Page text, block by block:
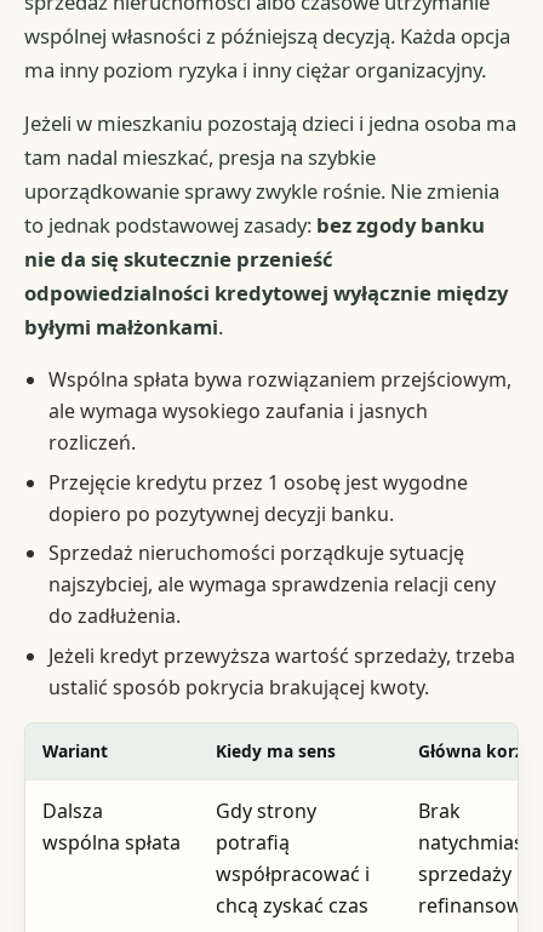
wspólnej własności z późniejszą decyzją. Każda opcja
ma inny poziom ryzyka i inny ciężar organizacyjny.
Jeżeli w mieszkaniu pozostają dzieci i jedna osoba ma
tam nadal mieszkać, presja na szybkie
uporządkowanie sprawy zwykle rośnie. Nie zmienia
to jednak podstawowej zasady: bez zgody banku
nie da się skutecznie przenieść
odpowiedzialności kredytowej wyłącznie między
byłymi małżonkami.
Wspólna spłata bywa rozwiązaniem przejściowym,
ale wymaga wysokiego zaufania i jasnych
rozliczeń.
Przejęcie kredytu przez 1 osobę jest wygodne
dopiero po pozytywnej decyzji banku.
Sprzedaż nieruchomości porządkuje sytuację
najszybciej, ale wymaga sprawdzenia relacji ceny
do zadłużenia.
Jeżeli kredyt przewyższa wartość sprzedaży, trzeba
ustalić sposób pokrycia brakującej kwoty.
Wariant Kiedy ma sens Główna
Dalsza
wspólna spłata
Gdy strony
potrafią
współpracować i
chcą zyskać czas
Brak
sprzedaży